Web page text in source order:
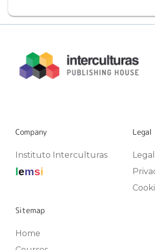
Company
Instituto Interculturas
lemsi
Legal
Sitemap
Home